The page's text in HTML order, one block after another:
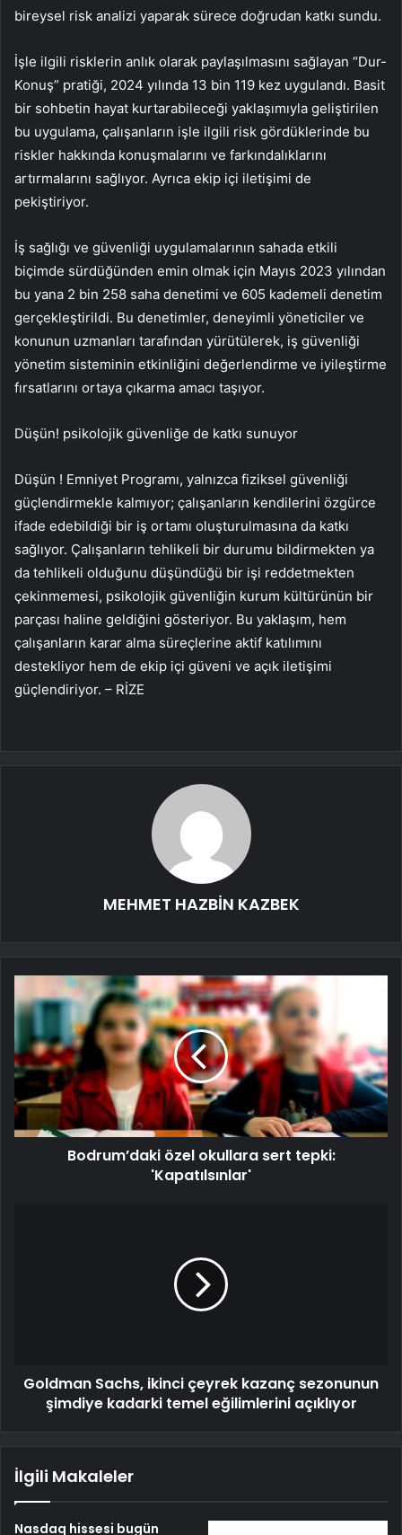
bireysel risk analizi yaparak sürece doğrudan katkı sundu.
İşle ilgili risklerin anlık olarak paylaşılmasını sağlayan “Dur-
Konuş” pratiği, 2024 yılında 13 bin 119 kez uygulandı. Basit
bir sohbetin hayat kurtarabileceği yaklaşımıyla geliştirilen
bu uygulama, çalışanların işle ilgili risk gördüklerinde bu
riskler hakkında konuşmalarını ve farkındalıklarını
artırmalarını sağlıyor. Ayrıca ekip içi iletişimi de
pekiştiriyor.
İş sağlığı ve güvenliği uygulamalarının sahada etkili
biçimde sürdüğünden emin olmak için Mayıs 2023 yılından
bu yana 2 bin 258 saha denetimi ve 605 kademeli denetim
gerçekleştirildi. Bu denetimler, deneyimli yöneticiler ve
konunun uzmanları tarafından yürütülerek, iş güvenliği
yönetim sisteminin etkinliğini değerlendirme ve iyileştirme
fırsatlarını ortaya çıkarma amacı taşıyor.
Düşün! psikolojik güvenliğe de katkı sunuyor
Düşün ! Emniyet Programı, yalnızca fiziksel güvenliği
güçlendirmekle kalmıyor; çalışanların kendilerini özgürce
ifade edebildiği bir iş ortamı oluşturulmasına da katkı
sağlıyor. Çalışanların tehlikeli bir durumu bildirmekten ya
da tehlikeli olduğunu düşündüğü bir işi reddetmekten
çekinmemesi, psikolojik güvenliğin kurum kültürünün bir
parçası haline geldiğini gösteriyor. Bu yaklaşım, hem
çalışanların karar alma süreçlerine aktif katılımını
destekliyor hem de ekip içi güveni ve açık iletişimi
güçlendiriyor. – RİZE
MEHMET HAZBİN KAZBEK
Bodrum’daki özel okullara sert tepki:
'Kapatılsınlar'
Goldman Sachs, ikinci çeyrek kazanç sezonunun
şimdiye kadarki temel eğilimlerini açıklıyor
İlgili Makaleler
Nasdaq hissesi bugün